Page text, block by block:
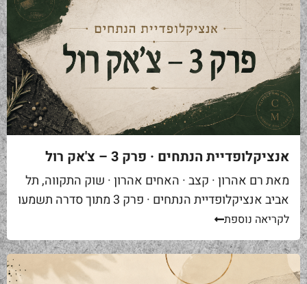
אנציקלופדיית הנתחים · פרק 3 – צ'אק רול
מאת רם אהרון · קצב · האחים אהרון · שוק התקווה, תל
אביב אנציקלופדיית הנתחים · פרק 3 מתוך סדרה תשמעו
סיפור. אתם באים לאחת ממסעדות הבשר הטובות...
לקריאה נוספת